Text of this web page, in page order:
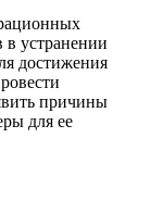
в устранении
достижения
причины
для ее